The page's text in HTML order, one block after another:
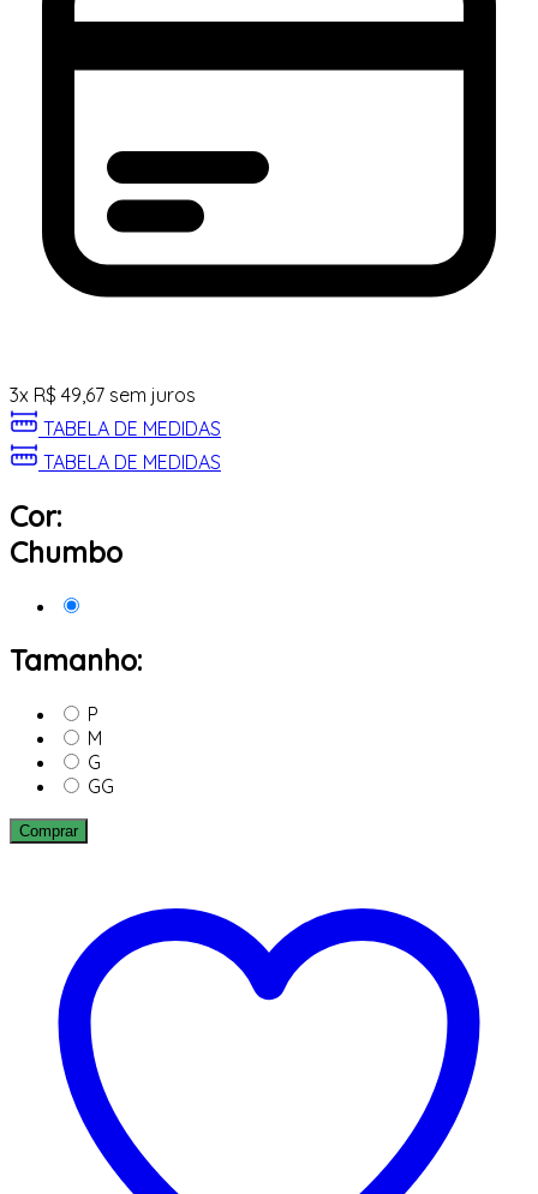
3x R$ 49,67 sem juros
TABELA DE MEDIDAS
TABELA DE MEDIDAS
Cor:
Chumbo
Tamanho:
P
M
G
GG
Comprar